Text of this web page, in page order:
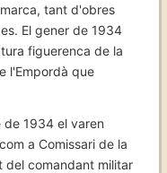
tant d'obres
El gener de 1934
figuerenca de la
l'Empordà que
de 1934 el varen
a Comissari de la
del comandant militar